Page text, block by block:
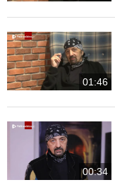
01:46
00:34